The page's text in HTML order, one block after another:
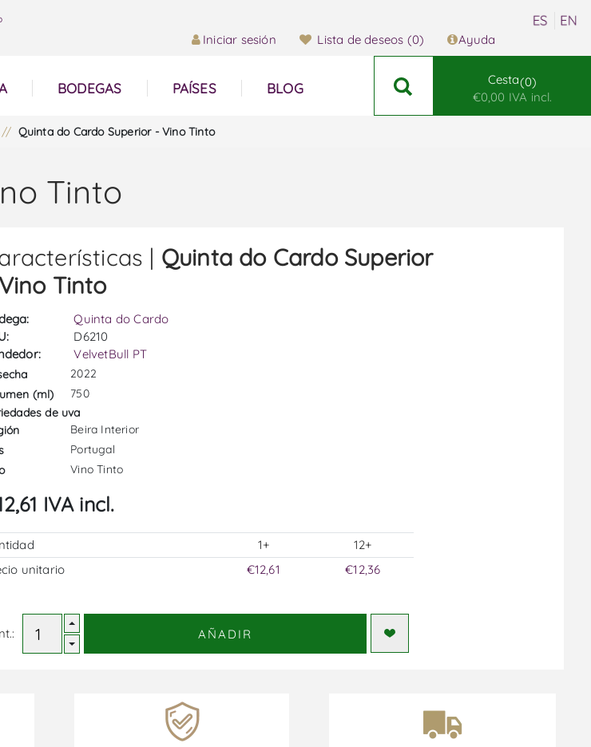
Iniciar sesión Lista de deseos (0) Ayuda
BODEGAS PAÍSES BLOG
Cesta 0
€0,00 IVA incl.
/ Quinta do Cardo Superior - Vino Tinto
Tinto
| Quinta do Cardo Superior
Tinto
Quinta do Cardo
D6210
VelvetBull PT
2022
(ml)
750
de uva
Beira Interior
Portugal
Vino Tinto
IVA incl.
1+
12+
unitario
€12,61 €12,36
AÑADIR